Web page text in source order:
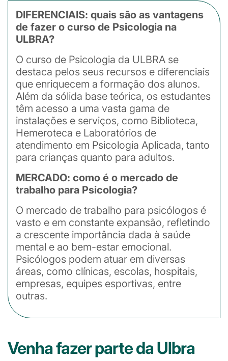
DIFERENCIAIS: quais são as vantagens
de fazer o curso de Psicologia na
ULBRA?
O curso de Psicologia da ULBRA se
destaca pelos seus recursos e diferenciais
que enriquecem a formação dos alunos.
Além da sólida base teórica, os estudantes
têm acesso a uma vasta gama de
instalações e serviços, como Biblioteca,
Hemeroteca e Laboratórios de
atendimento em Psicologia Aplicada, tanto
para crianças quanto para adultos.
MERCADO: como é o mercado de
trabalho para Psicologia?
O mercado de trabalho para psicólogos é
vasto e em constante expansão, refletindo
a crescente importância dada à saúde
mental e ao bem-estar emocional.
Psicólogos podem atuar em diversas
áreas, como clínicas, escolas, hospitais,
empresas, equipes esportivas, entre
outras.
Venha fazer parte da Ulbra